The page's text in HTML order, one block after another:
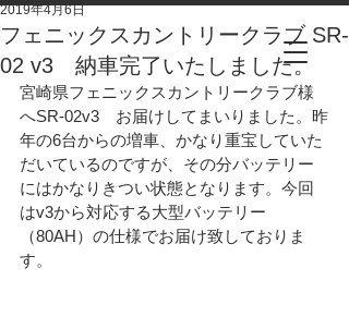
フェニックスカントリークラブ SR-
02 v3 納車完了いたしました。
2019年4月6日
宮崎県フェニックスカントリークラブ様
へSR-02v3　お届けしてまいりました。昨
年の6台からの増車、かなり重宝していた
だいているのですが、その分バッテリー
にはかなりきつい状態となります。今回
はv3から対応する大型バッテリー
（80AH）の仕様でお届け致しておりま
す。